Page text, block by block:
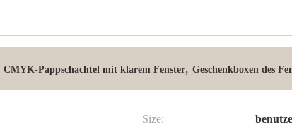
CMYK-Pappschachtel mit klarem Fenster, Geschenkboxen des
Size: